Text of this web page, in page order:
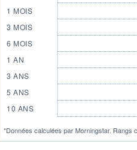
1 MOIS
3 MOIS
6 MOIS
1 AN
3 ANS
5 ANS
10 ANS
*Données calculées par Morningstar. Rangs